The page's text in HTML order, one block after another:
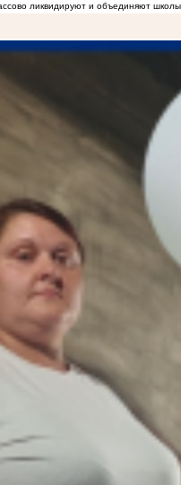
ликвидируют и объединяют